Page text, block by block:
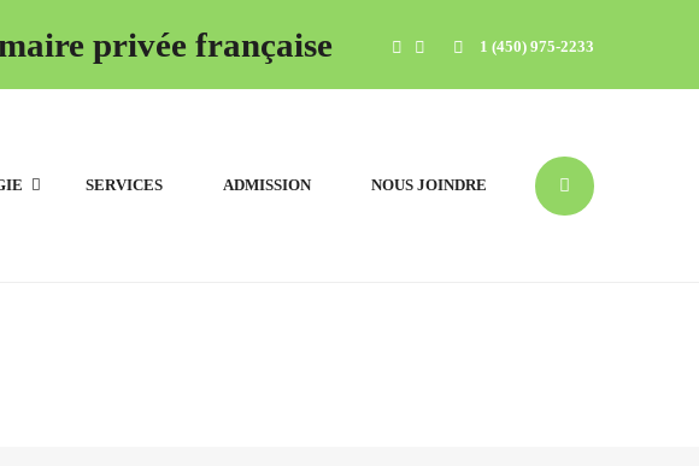
privée française 1 (450) 975-2233
SERVICES ADMISSION NOUS JOINDRE